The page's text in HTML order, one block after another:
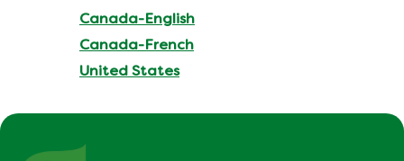
Canada-English
Canada-French
United States